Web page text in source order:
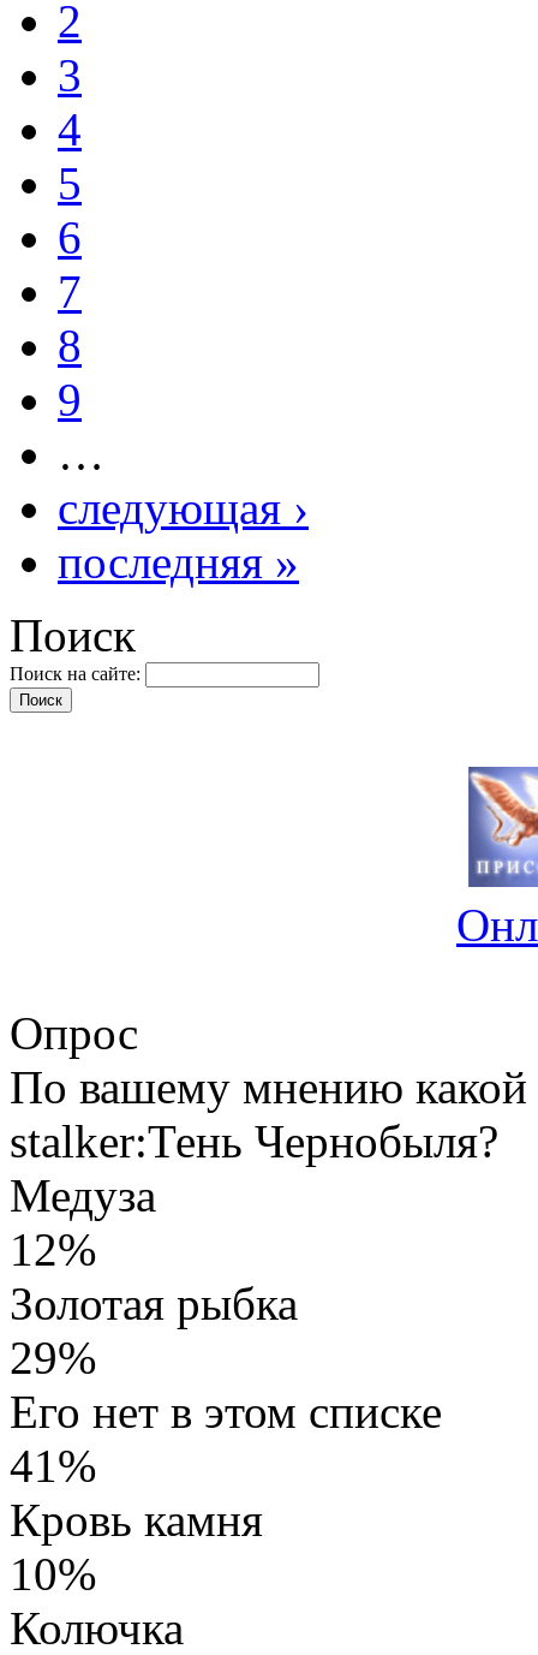
2
3
4
5
6
7
8
9
…
следующая ›
последняя »
Поиск
Поиск на сайте:
Опрос
По вашему мнению
stalker:Тень Чернобыля?
Медуза
12%
Золотая рыбка
29%
Его нет в этом списке
41%
Кровь камня
10%
Колючка